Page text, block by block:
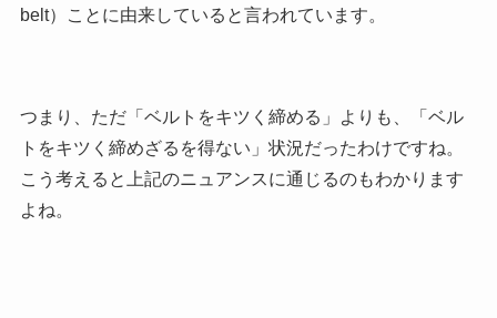
belt）ことに由来していると言われています。
つまり、ただ「ベルトをキツく締める」よりも、
「ベル
トをキツく締めざるを得ない」状況だったわけですね。
こう考えると上記のニュアンスに通じるのもわかります
よね。